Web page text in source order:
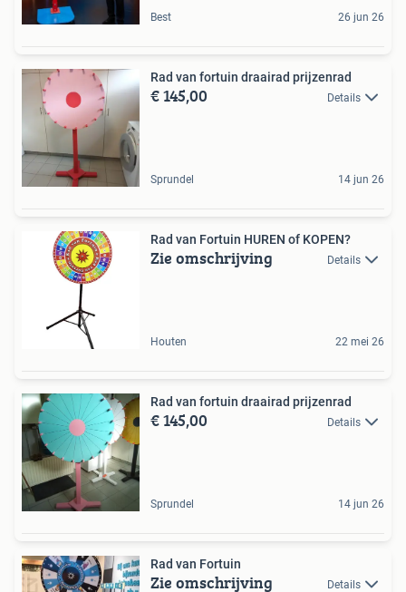
Best 26 jun 26
Rad van fortuin draairad prijzenrad
€ 145,00 Details
Sprundel 14 jun 26
Rad van Fortuin HUREN of KOPEN?
Zie omschrijving Details
Houten 22 mei 26
Rad van fortuin draairad prijzenrad
€ 145,00 Details
Sprundel 14 jun 26
Rad van Fortuin
Zie omschrijving Details